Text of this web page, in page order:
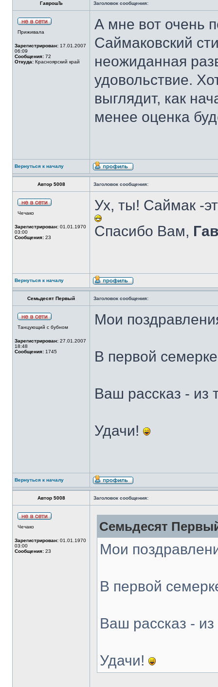
ГаврошЪ Заголовок сообщения:
Приживала
Зарегистрирован: 17.01.2007
06:09
Сообщения: 72
Откуда: Красноярский край
А мне вот очень
Саймаковский
неожиданная
удовольствие.
выглядит, как
менее оценка
Вернуться к началу
Автор 5008 Заголовок сообщения:
Чечако
Зарегистрирован: 01.01.1970
03:00
Сообщения: 23
Ух, ты! Саймак -
Спасибо Вам,
Вернуться к началу
Семьдесят Первый Заголовок сообщения:
Танцующий с бубном
Зарегистрирован: 27.01.2007
18:48
Сообщения: 1745
Мои
В первой
Ваш рассказ - из
Удачи!
Вернуться к началу
Автор 5008 Заголовок сообщения:
Чечако
Зарегистрирован: 01.01.1970
03:00
Сообщения: 23
Семьдесят
Мои
В первой
Ваш рассказ -
Удачи!